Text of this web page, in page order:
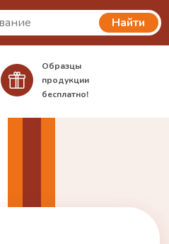
Найти
Образцы
продукции
бесплатно!